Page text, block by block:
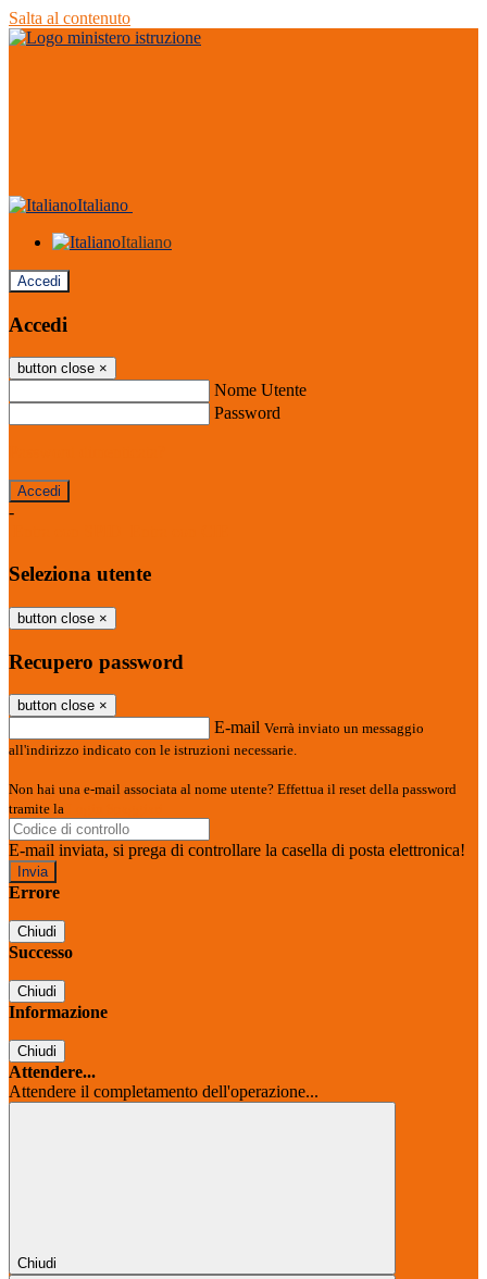
Salta al contenuto
Italiano
Italiano
Accedi
Accedi
button close ×
Nome Utente
Password
-
Seleziona utente
button close ×
Recupero password
button close ×
E-mail Verrà inviato un messaggio
all'indirizzo indicato con le istruzioni necessarie.
Non hai una e-mail associata al nome utente? Effettua il reset della password
tramite la
E-mail inviata, si prega di controllare la casella di posta elettronica!
Errore
Chiudi
Successo
Chiudi
Informazione
Chiudi
Attendere...
Attendere il completamento dell'operazione...
Chiudi